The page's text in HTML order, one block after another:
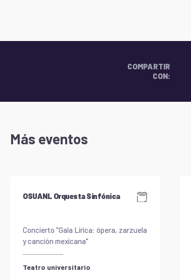
COMPARTIR
CON:
Más eventos
OSUANL Orquesta Sinfónica
Concierto "Gala Lírica: ópera, zarzuela
y canción mexicana"
Teatro universitario